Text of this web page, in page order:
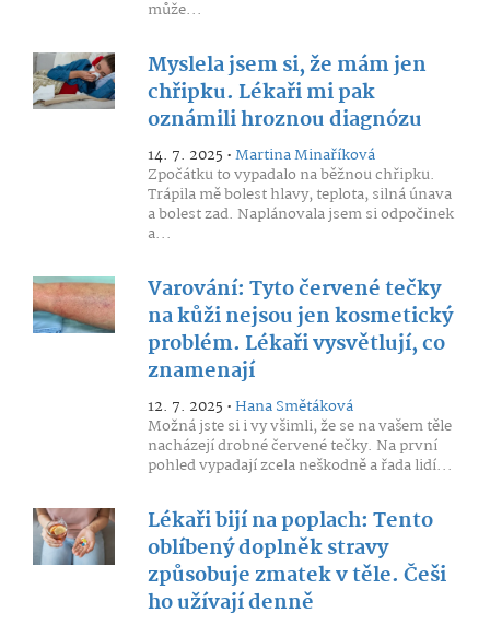
může...
Myslela jsem si, že mám jen
chřipku. Lékaři mi pak
oznámili hroznou diagnózu
14. 7. 2025 •Martina Minaříková
Zpočátku to vypadalo na běžnou chřipku.
Trápila mě bolest hlavy, teplota, silná únava
a bolest zad. Naplánovala jsem si odpočinek
a...
Varování: Tyto červené tečky
na kůži nejsou jen kosmetický
problém. Lékaři vysvětlují, co
znamenají
12. 7. 2025 •Hana Smětáková
Možná jste si i vy všimli, že se na vašem těle
nacházejí drobné červené tečky. Na první
pohled vypadají zcela neškodně a řada lidí...
Lékaři bijí na poplach: Tento
oblíbený doplněk stravy
způsobuje zmatek v těle. Češi
ho užívají denně